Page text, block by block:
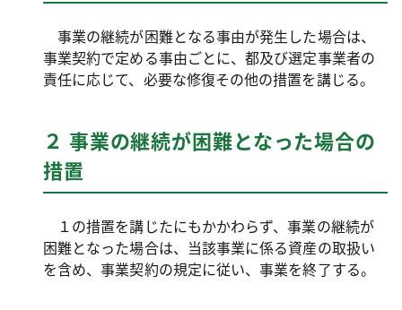
事業の継続が困難となる事由が発生した場合は、
事業契約で定める事由ごとに、都及び選定事業者の
責任に応じて、必要な修復その他の措置を講じる。
２ 事業の継続が困難となった場合の
措置
１の措置を講じたにもかかわらず、事業の継続が
困難となった場合は、当該事業に係る資産の取扱い
を含め、事業契約の規定に従い、事業を終了する。